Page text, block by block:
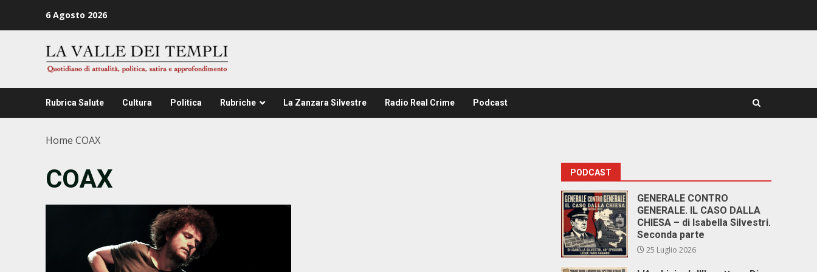
6 Agosto 2026
Rubrica Salute Cultura Politica Rubriche La Zanzara Silvestre Radio Real Crime Podcast
Home COAX
COAX PODCAST
GENERALE CONTRO
GENERALE. IL CASO DALLA
CHIESA – di Isabella Silvestri.
Seconda parte
25 Luglio 2026